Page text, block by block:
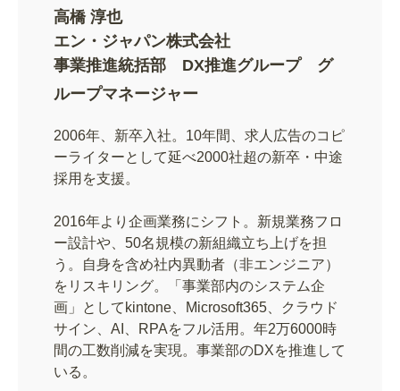
高橋 淳也
エン・ジャパン株式会社
事業推進統括部 DX推進グループ グ
ループマネージャー
2006年、新卒入社。10年間、求人広告のコピ
ーライターとして延べ2000社超の新卒・中途
採用を支援。
2016年より企画業務にシフト。新規業務フロ
ー設計や、50名規模の新組織立ち上げを担
う。自身を含め社内異動者（非エンジニア）
をリスキリング。「事業部内のシステム企
画」としてkintone、Microsoft365、クラウド
サイン、AI、RPAをフル活用。年2万6000時
間の工数削減を実現。事業部のDXを推進して
いる。